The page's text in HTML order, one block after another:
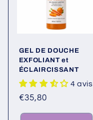
GEL DE DOUCHE
EXFOLIANT et
ÉCLAIRCISSANT
4 avis
Prix
€35,80